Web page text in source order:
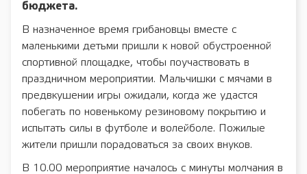
бюджета.
В назначенное время грибановцы вместе с
маленькими детьми пришли к новой обустроенной
спортивной площадке, чтобы поучаствовать в
праздничном мероприятии. Мальчишки с мячами в
предвкушении игры ожидали, когда же удастся
побегать по новенькому резиновому покрытию и
испытать силы в футболе и волейболе. Пожилые
жители пришли порадоваться за своих внуков.
В 10.00 мероприятие началось с минуты молчания в